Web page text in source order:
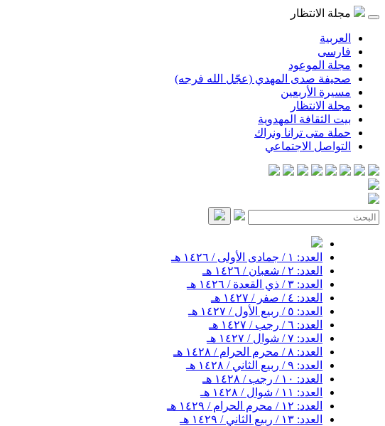
مجلة الانتظار
العربية
فارسی
مجلة الموعود
صحيفة صدى المهدي (عجّل الله فرجه)
مسيرة الأربعين
مجلة الانتظار
بيت الثقافة المهدوية
حملة متى ترانا ونراك
التواصل الاجتماعي
العدد: ١ / جمادى الأولى / ١٤٢٦ هـ
العدد: ٢ / شعبان / ١٤٢٦ هـ
العدد: ٣ / ذي القعدة / ١٤٢٦ هـ
العدد: ٤ / صفر / ١٤٢٧ هـ
العدد: ٥ / ربيع الأول / ١٤٢٧ هـ
العدد: ٦ / رجب / ١٤٢٧ هـ
العدد: ٧ / شوال / ١٤٢٧ هـ
العدد: ٨ / محرم الحرام / ١٤٢٨ هـ
العدد: ٩ / ربيع الثاني / ١٤٢٨ هـ
العدد: ١٠ / رجب / ١٤٢٨ هـ
العدد: ١١ / شوال / ١٤٢٨ هـ
العدد: ١٢ / محرم الحرام / ١٤٢٩ هـ
العدد: ١٣ / ربيع الثاني / ١٤٢٩ هـ